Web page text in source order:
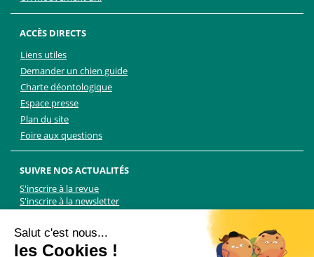
ACCÈS DIRECTS
Liens utiles
Demander un chien guide
Charte déontologique
Espace presse
Plan du site
Foire aux questions
SUIVRE NOS ACTUALITÉS
S'inscrire à la revue
S'inscrire à la newsletter
TikTok
Salut c'est nous...
les Cookies !